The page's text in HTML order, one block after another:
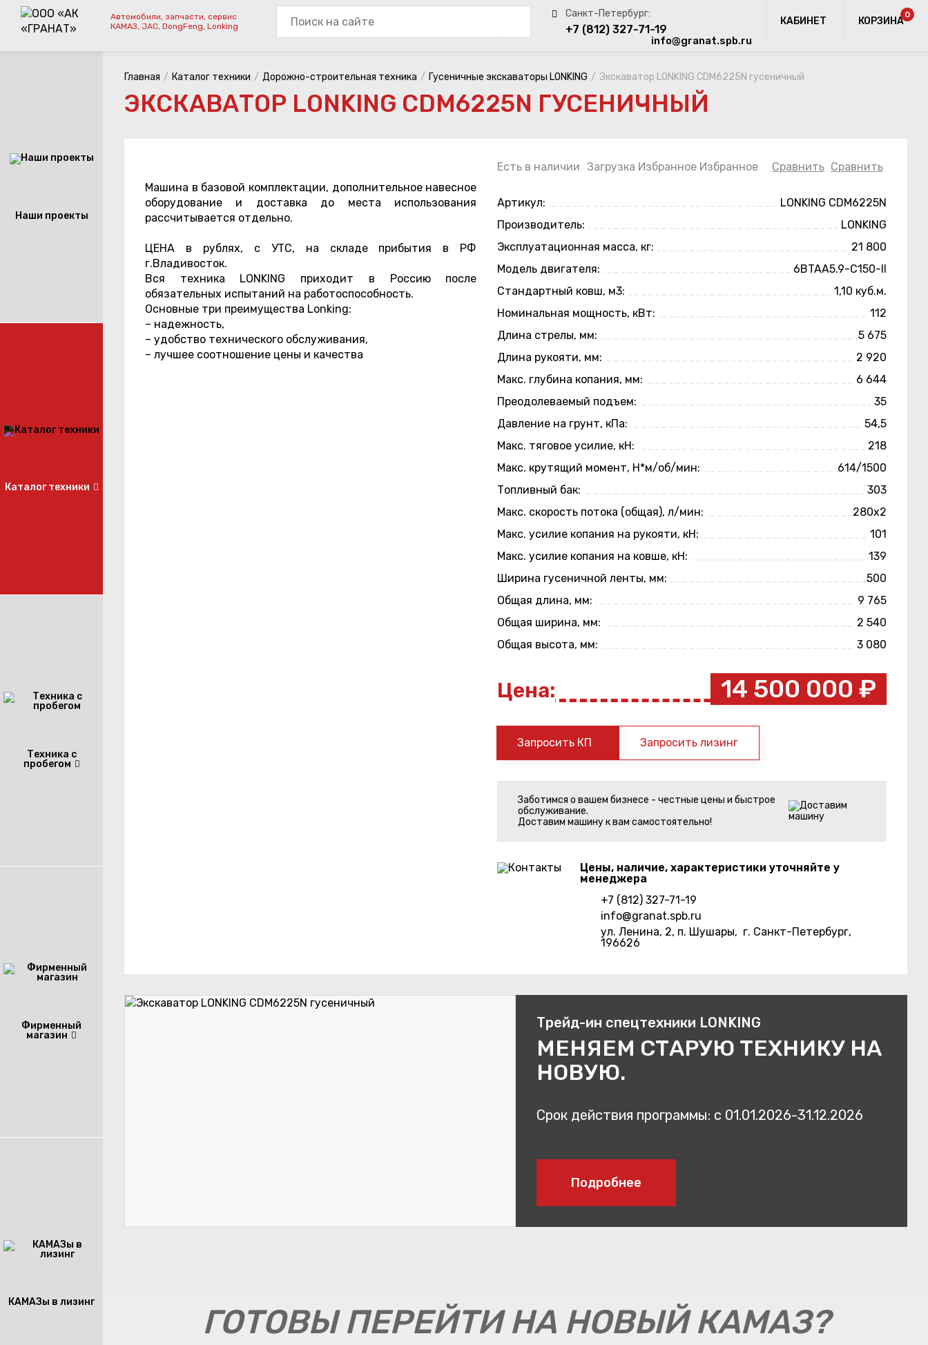
Автомобили, запчасти, сервис
КАМАЗ, JAC, DongFeng, Lonking
+7 (812) 327-71-19
info@granat.spb.ru
КАБИНЕТ КОРЗИНА
0
Наши проекты
Каталог техники
Техника с
пробегом
Фирменный
магазин
КАМАЗы в лизинг
Главная Каталог техники Дорожно-строительная техника Гусеничные экскаваторы LONKING Экскаватор LONKING CDM6225N гусеничный
ЭКСКАВАТОР LONKING CDM6225N ГУСЕНИЧНЫЙ
Машина в базовой комплектации, дополнительное навесное
оборудование и доставка до места использования
рассчитывается отдельно.
ЦЕНА в рублях, с УТС, на складе прибытия в РФ
г.Владивосток.
Вся техника LONKING приходит в Россию после
обязательных испытаний на работоспособность.
Основные три преимущества Lonking:
– надежность,
– удобство технического обслуживания,
– лучшее соотношение цены и качества
Есть в наличии Загрузка Избранное Избранное Сравнить Сравнить
Артикул:
LONKING CDM6225N
Производитель:
LONKING
Эксплуатационная масса, кг:
21 800
Модель двигателя:
6BTAA5.9-C150-ll
Стандартный ковш, м3:
1,10 куб.м.
Номинальная мощность, кВт:
112
Длина стрелы, мм:
5 675
Длина рукояти, мм:
2 920
Макс. глубина копания, мм:
6 644
Преодолеваемый подъем:
35
Давление на грунт, кПа:
54,5
Макс. тяговое усилие, кН:
218
Макс. крутящий момент, Н*м/об/мин:
614/1500
Топливный бак:
303
Макс. скорость потока (общая), л/мин:
280x2
Макс. усилие копания на рукояти, кН:
101
Макс. усилие копания на ковше, кН:
139
Ширина гусеничной ленты, мм:
500
Общая длина, мм:
9 765
Общая ширина, мм:
2 540
Общая высота, мм:
3 080
Цена: 14 500 000 ₽
Запросить КП Запросить лизинг
Заботимся о вашем бизнесе - честные цены и быстрое
обслуживание.
Доставим машину к вам самостоятельно!
Цены, наличие, характеристики уточняйте у
менеджера
+7 (812) 327-71-19
info@granat.spb.ru
ул. Ленина, 2, п. Шушары, г. Санкт-Петербург,
196626
Трейд-ин спецтехники LONKING
МЕНЯЕМ СТАРУЮ ТЕХНИКУ НА
НОВУЮ.
Срок действия программы: с 01.01.2026-31.12.2026
Подробнее
ГОТОВЫ ПЕРЕЙТИ НА НОВЫЙ КАМАЗ?